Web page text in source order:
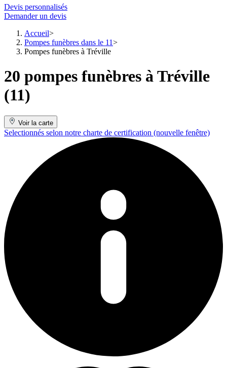
Devis personnalisés
Demander un devis
Accueil
Pompes funèbres dans le 11
Pompes funèbres à Tréville
20 pompes funèbres à Tréville
(11)
Voir la carte
Selectionnés selon notre charte de certification (nouvelle fenêtre)